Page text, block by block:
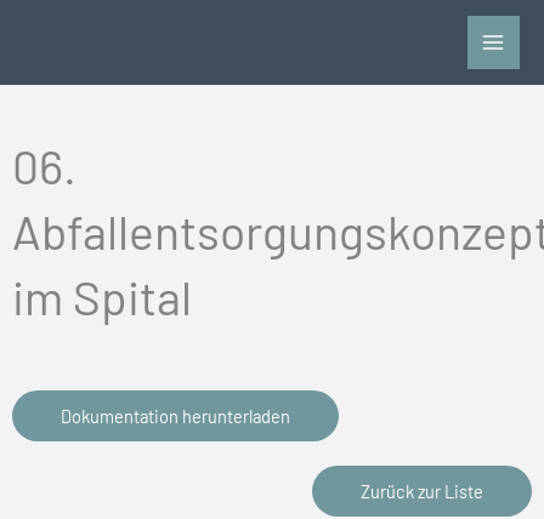
06.
im Spital
Dokumentation herunterladen
Zurück zur Liste